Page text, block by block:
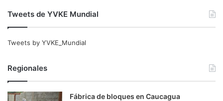
Tweets de YVKE Mundial
Tweets by YVKE_Mundial
Regionales
Fábrica de bloques en Caucagua